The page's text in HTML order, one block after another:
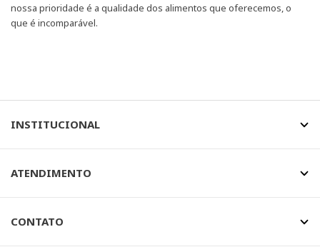
nossa prioridade é a qualidade dos alimentos que oferecemos, o
que é incomparável.
INSTITUCIONAL
ATENDIMENTO
CONTATO